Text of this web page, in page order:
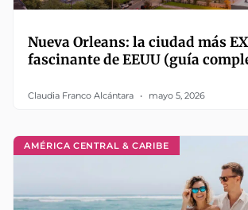
Nueva Orleans: la ciudad más
fascinante de EEUU (guía
Claudia Franco Alcántara mayo 5, 2026
AMÉRICA CENTRAL & CARIBE